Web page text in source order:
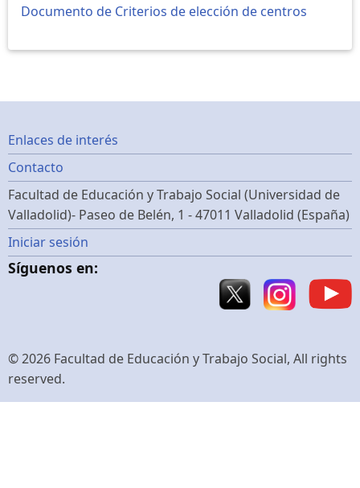
Documento de Criterios de elección de centros
Footer
menu
Enlaces de interés
Contacto
Facultad de Educación y Trabajo Social (Universidad de
Valladolid)- Paseo de Belén, 1 - 47011 Valladolid (España)
Menú
de
de
usuario
Iniciar sesión
Síguenos en:
© 2026 Facultad de Educación y Trabajo Social, All rights
reserved.